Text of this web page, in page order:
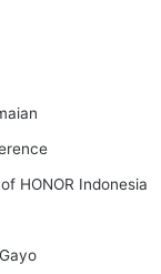
HONOR Indonesia